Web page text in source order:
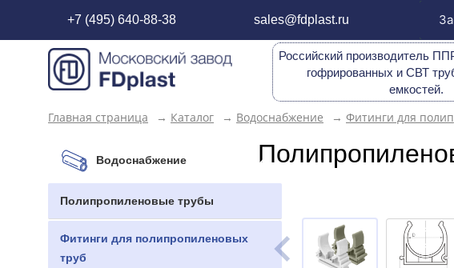
+7 (495) 640-88-38 sales@fdplast.ru
Российский производитель
гофрированных и СВТ
емкостей.
Главная страница → Каталог → Водоснабжение → Фитинги для
Водоснабжение
Полипропиленовые трубы
Фитинги для полипропиленовых
труб